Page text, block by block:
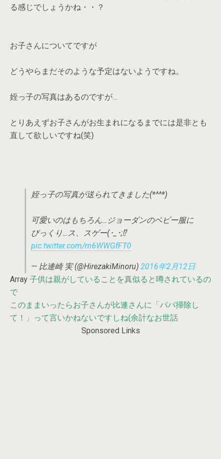
る感じでしょうかね・・？
お子さんについてですが
どうやらまだそのような予定はないようですね。
姪っ子の写真はあるのですが…
とりあえずお子さんがお生まれになるまでには是非とも
直して欲しいですね(笑)
姪っ子の写真が送られてきました(*^^*)
可愛いのはもちろん…ジョーダンのベビー服に
びっくり…ス、スゲー(･_･;⁉︎
pic.twitter.com/rn6WWGfFT0
— 比連崎 実 (@HirezakiMinoru) 2016年2月12日
Array 子供は親がしていることを真似ると噂されているの
で
このままいったらお子さんが比連さんに「パパ掃除し
て！」って言いかねないですしね(余計なお世話
Sponsored Links